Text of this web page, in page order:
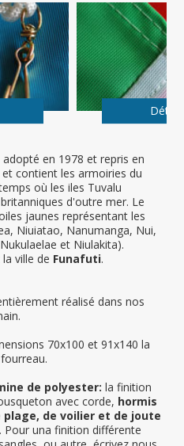
en 1978 et repris en
contient les armoiries du
où les iles Tuvalu
d'outre mer. Le
jaunes représentant les
Niuiatao, Nanumanga, Nui,
et Niulakita).
ville de Funafuti.
réalisé dans nos
70x100 et 91x140 la
de polyester: la finition
avec corde, hormis
plage, de voilier et de joute
. Pour una finition différente
Détail